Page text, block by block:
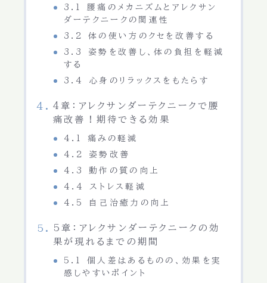
3.1 腰痛のメカニズムとアレクサン
ダーテクニークの関連性
3.2 体の使い方のクセを改善する
3.3 姿勢を改善し、体の負担を軽減
する
3.4 心身のリラックスをもたらす
4章：アレクサンダーテクニークで腰
痛改善！期待できる効果
4.1 痛みの軽減
4.2 姿勢改善
4.3 動作の質の向上
4.4 ストレス軽減
4.5 自己治癒力の向上
5章：アレクサンダーテクニークの効
果が現れるまでの期間
5.1 個人差はあるものの、効果を実
感しやすいポイント